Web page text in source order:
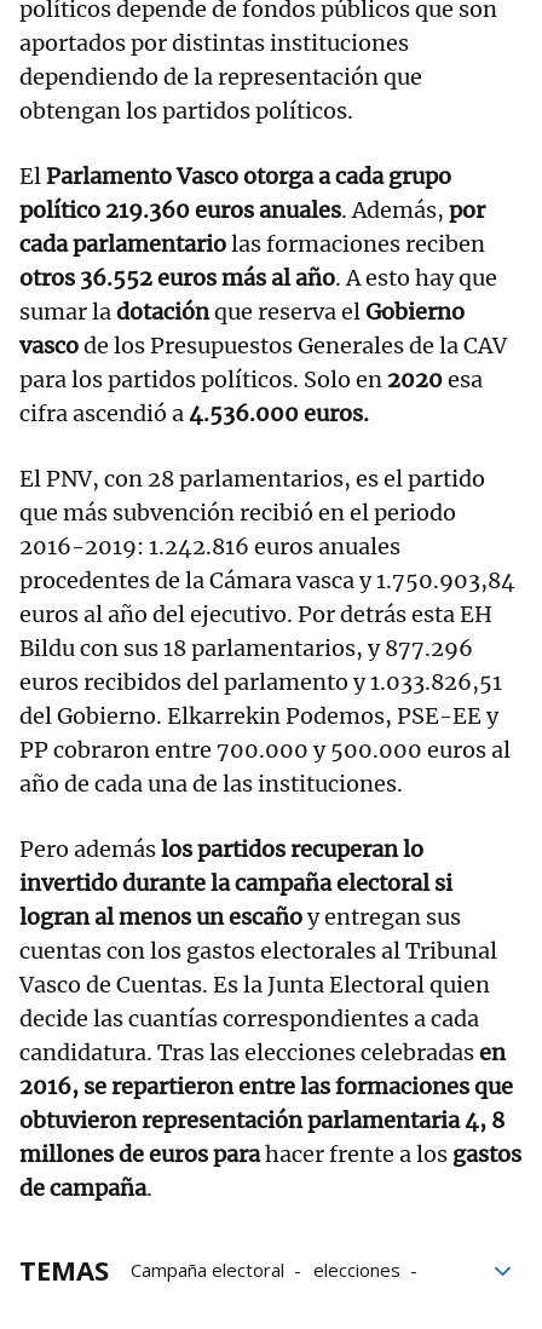
políticos depende de fondos públicos que son
aportados por distintas instituciones
dependiendo de la representación que
obtengan los partidos políticos.
ElParlamento Vasco otorga a cada grupo
político 219.360 euros anuales. Además, por
cada parlamentariolas formaciones reciben
otros 36.552 euros más al año. A esto hay que
sumar ladotaciónque reserva elGobierno
vascode los Presupuestos Generales de la CAV
para los partidos políticos. Solo en 2020esa
cifra ascendió a4.536.000 euros.
El PNV, con 28 parlamentarios, es el partido
que más subvención recibió en el periodo
2016-2019: 1.242.816 euros anuales
procedentes de la Cámara vasca y 1.750.903,84
euros al año del ejecutivo. Por detrás esta EH
Bildu con sus 18 parlamentarios, y 877.296
euros recibidos del parlamento y 1.033.826,51
del Gobierno. Elkarrekin Podemos, PSE-EE y
PP cobraron entre 700.000 y 500.000 euros al
año de cada una de las instituciones.
Pero ademáslos partidos recuperan lo
invertido durante la campaña electoral si
logran al menos un escañoy entregan sus
cuentas con los gastos electorales al Tribunal
Vasco de Cuentas. Es la Junta Electoral quien
decide las cuantías correspondientes a cada
candidatura. Tras las elecciones celebradasen
2016, se repartieron entre las formaciones que
obtuvieron representación parlamentaria 4, 8
millones de euros parahacer frente a los gastos
de campaña.
TEMAS Campaña electoral
elecciones